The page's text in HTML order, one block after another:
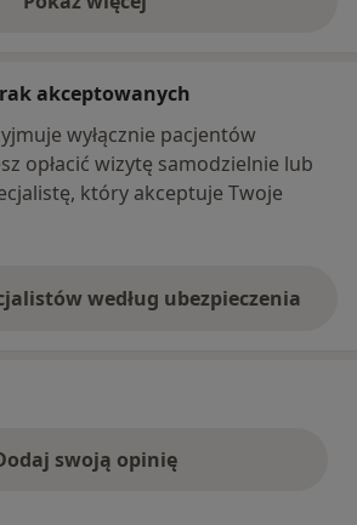
o adresie
akceptowanych
wyłącznie pacjentów
opłacić wizytę samodzielnie lub
który akceptuje Twoje
według ubezpieczenia
swoją opinię